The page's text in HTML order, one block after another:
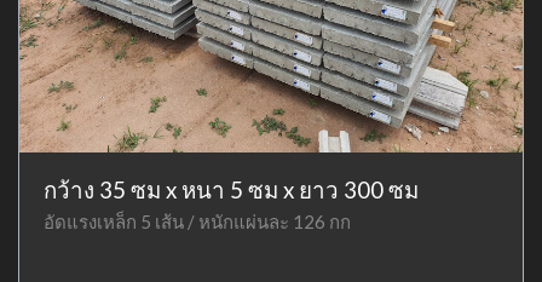
กว้าง 35 ซม x หนา 5 ซม x ยาว 300 ซม
อัดแรงเหล็ก 5 เส้น / หนักแผ่นละ 126 กก